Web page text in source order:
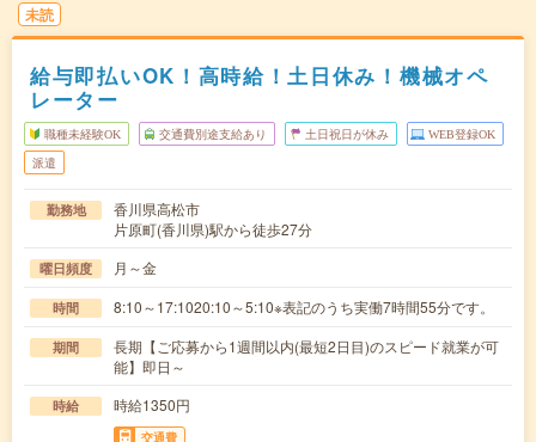
未読
給与即払いOK！高時給！土日休み！機械オペ
レーター
職種未経験OK 交通費別途支給あり 土日祝日が休み WEB登録OK
派遣
勤務地
香川県高松市
片原町(香川県)駅から徒歩27分
曜日頻度 月～金
時間 8:10～17:1020:10～5:10※表記のうち実働7時間55分です。
期間
長期【ご応募から1週間以内(最短2日目)のスピード就業が可
能】即日～
時給 時給1350円
交通費